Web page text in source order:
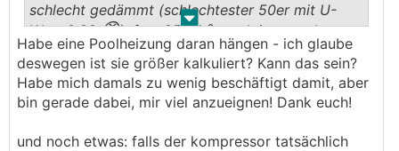
. .
schlecht gedämmt (schlechtester 50er mit U-
Wert 0,22😡), fast 250 m², noch immer ohne
Außenputz - also müsste ich weit mehr als die
9,x kW Heizlast haben als imEAsteht.
Ich hab aber mit Absicht die kleineWP von Nibe
mit "nur" 1,5-7,2 kW Leistung genommen - also
Habe eine Poolheizung daran hängen - ich glaube
deswegen ist sie größer kalkuliert? Kann das sein?
Habe mich damals zu wenig beschäftigt damit, aber
bin gerade dabei, mir viel anzueignen! Dank euch!
und noch etwas: falls der kompressor tatsächlich